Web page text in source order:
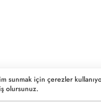
sunmak için çerezler
olursunuz.